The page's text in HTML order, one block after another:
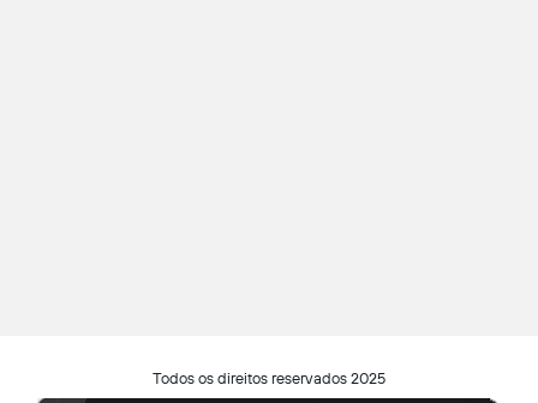
Todos os direitos reservados 2025